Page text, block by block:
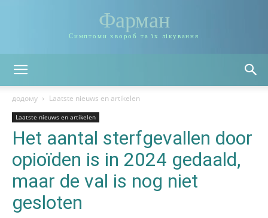
Фарман
Симптоми хвороб та їх лікування
додому Laatste nieuws en artikelen
Laatste nieuws en artikelen
Het aantal sterfgevallen door
opioïden is in 2024 gedaald,
maar de val is nog niet
gesloten